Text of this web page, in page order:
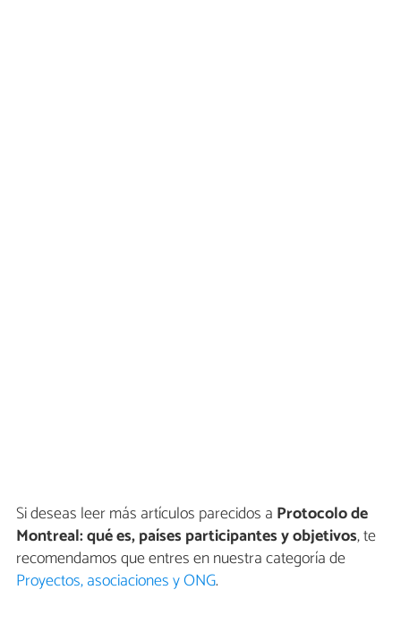
Si deseas leer más artículos parecidos a Protocolo de
Montreal: qué es, países participantes y objetivos, te
recomendamos que entres en nuestra categoría de
Proyectos, asociaciones y ONG.